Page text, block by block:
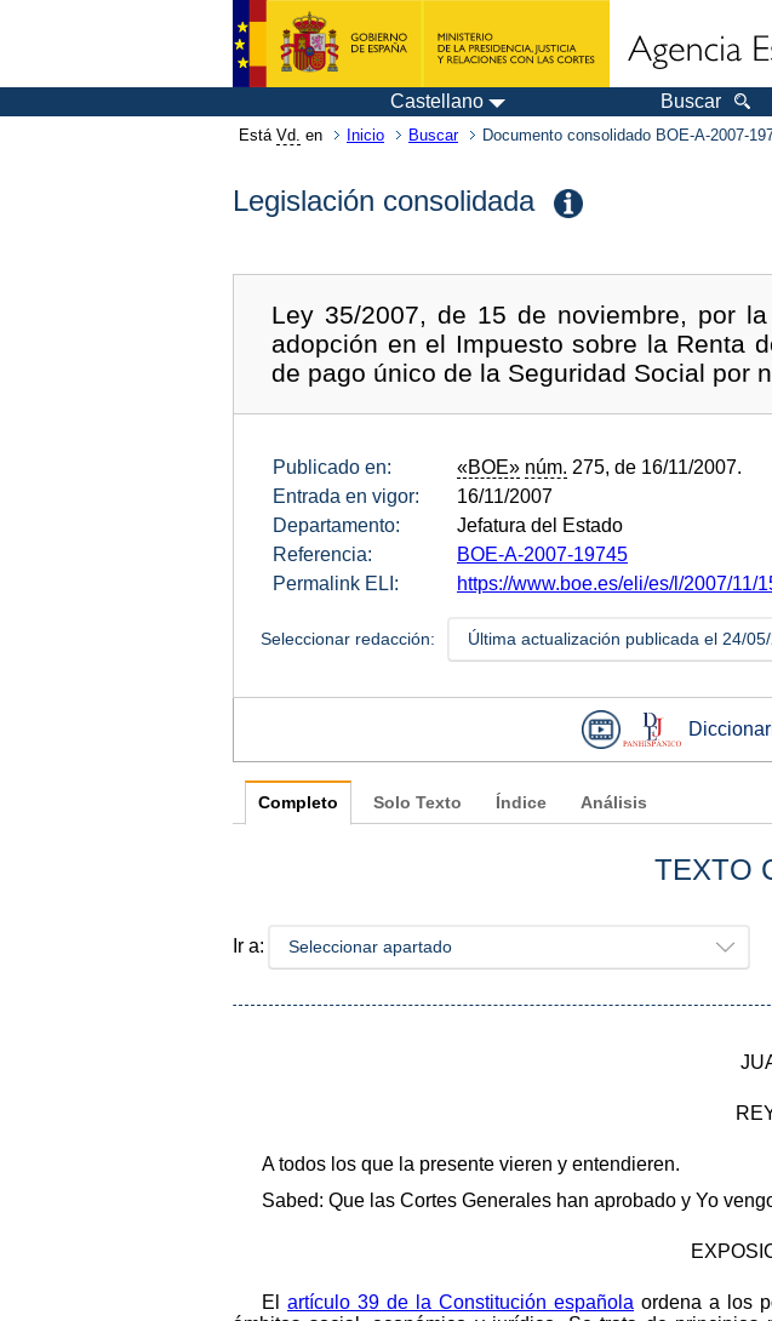
Castellano Buscar
Está Vd. en Inicio Buscar Documento consolidado BOE-A-2007-
Legislación consolidada
Ley 35/2007, de 15 de noviembre, por
adopción en el Impuesto sobre la Renta
de pago único de la Seguridad Social por
Publicado en: «BOE» núm. 275, de 16/11/2007.
Entrada en vigor:
16/11/2007
Departamento:
Jefatura del Estado
Referencia:
BOE-A-2007-19745
Permalink ELI:
https://www.boe.es/eli/es/l/2007/11/
Seleccionar redacción: Última actualización publicada el 24/
Completo Solo Texto Índice Análisis
TEXTO
Ir a: Seleccionar apartado
A todos los que la presente vieren y entendieren.
Sabed: Que las Cortes Generales han aprobado y Yo
El artículo 39 de la Constitución española ordena a los